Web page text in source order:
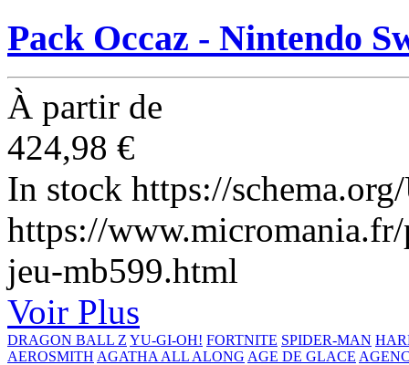
Pack Occaz - Nintendo
À partir de
424,98 €
In stock https://
https://
jeu-mb599.html
Voir Plus
DRAGON BALL Z YU-GI-OH! FORTNITE SPIDER-MAN
AEROSMITH AGATHA ALL ALONG AGE DE GLACE